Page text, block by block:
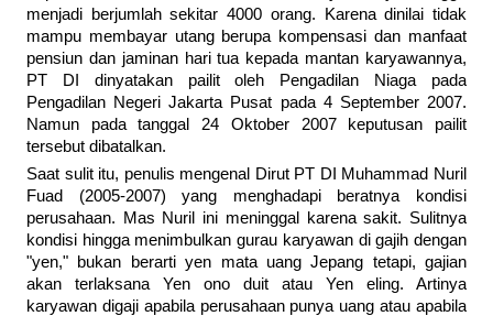
menjadi berjumlah sekitar 4000 orang. Karena dinilai tidak
mampu membayar utang berupa kompensasi dan manfaat
pensiun dan jaminan hari tua kepada mantan karyawannya,
PT DI dinyatakan pailit oleh Pengadilan Niaga pada
Pengadilan Negeri Jakarta Pusat pada 4 September 2007.
Namun pada tanggal 24 Oktober 2007 keputusan pailit
tersebut dibatalkan.
Saat sulit itu, penulis mengenal Dirut PT DI Muhammad Nuril
Fuad (2005-2007) yang menghadapi beratnya kondisi
perusahaan. Mas Nuril ini meninggal karena sakit. Sulitnya
kondisi hingga menimbulkan gurau karyawan di gajih dengan
"yen," bukan berarti yen mata uang Jepang tetapi, gajian
akan terlaksana Yen ono duit atau Yen eling. Artinya
karyawan digaji apabila perusahaan punya uang atau apabila